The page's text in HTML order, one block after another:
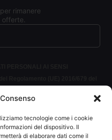
tecnologie come i cookie
del dispositivo. Il
di elaborare dati come il
rimanere
riguardo al trattamento dei dati
Clicca per leggere le